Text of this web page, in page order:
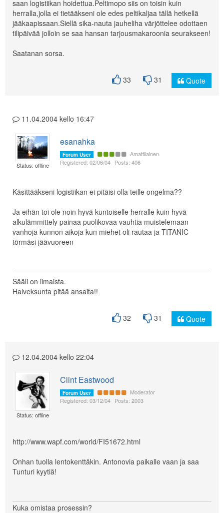
saan logistiikan hoidettua.Peltimopo siis on toisin kuin
herralla,jolla ei tietääkseni ole edes peltikaljaa tällä hetkellä
jääkaapissaan.Siellä sika-nauta jauheliha värjöttelee odottaen
tilipäivää jolloin se saa hansan tarjousmakaroonia seurakseen!
Saatanan sorsa.
33 31 Quote
11.04.2004 kello 16:47
Status: offline
esanahka
Forum User
Amattilainen
Registered: 02/06/04 Posts: 406
Käsittääkseni logistiikan ei pitäisi olla teille ongelma??
Ja eihän toi ole noin hyvä kuntoiselle herralle kuin hyvä
alkulämmittely painaa puolikovaa vauhtia muistelemaan
vanhoja kunnon aikoja kun miehet oli rautaa ja TITANIC
törmäsi jäävuoreen
Sääli on ilmaista.
Halveksunta pitää ansaita!!
32 31 Quote
12.04.2004 kello 22:04
Status: offline
Clint Eastwood
Forum User
Moderator
Registered: 03/12/04 Posts: 2003
http://www.wapf.com/world/FI51672.html
Onhan tuolla lentokenttäkin. Antonovia paikalle vaan ja saa
Tunturi kyytiä!
Kuka omistaa prosessin?